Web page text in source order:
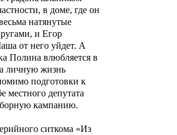
в доме, где он
натянутые
и Егор
от него уйдет. А
Полина влюбляется в
личную жизнь
подготовки к
местного депутата
кампанию.
ситкома «Из